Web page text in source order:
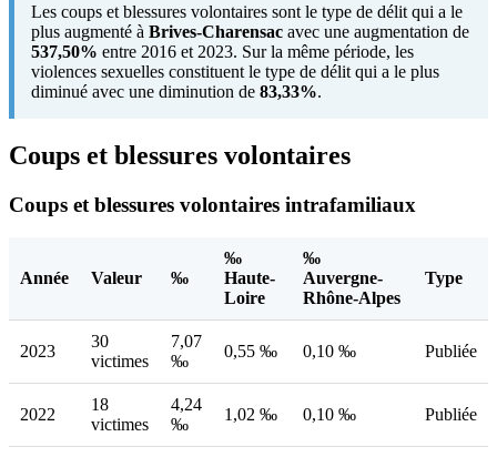
Les coups et blessures volontaires sont le type de délit qui a le
plus augmenté à Brives-Charensac avec une augmentation de
537,50% entre 2016 et 2023. Sur la même période, les
violences sexuelles constituent le type de délit qui a le plus
diminué avec une diminution de 83,33%.
Coups et blessures volontaires
Coups et blessures volontaires intrafamiliaux
Année Valeur ‰
‰
Haute-
Loire
‰
Auvergne-
Rhône-Alpes
Type
2023
30
victimes
7,07
‰
0,55 ‰ 0,10 ‰ Publiée
2022
18
victimes
4,24
‰
1,02 ‰ 0,10 ‰ Publiée